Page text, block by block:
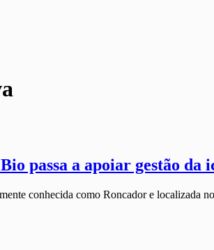
passa a apoiar gestão da
conhecida como Roncador e localizada